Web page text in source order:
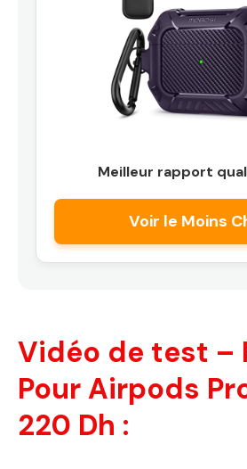
Meilleur rapport
Voir le Moins
Vidéo de test –
Pour Airpods
220 Dh :